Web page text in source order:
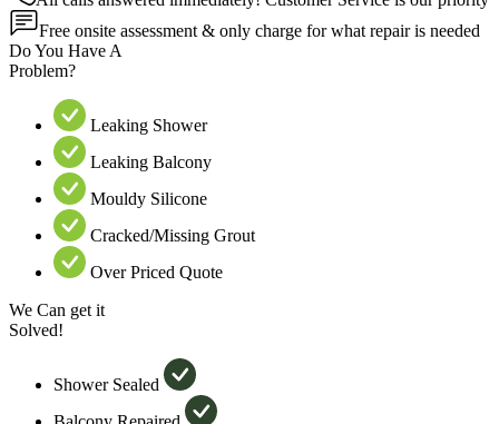
Free onsite assessment & only charge for what repair is needed
Do You Have A
Problem?
Leaking Shower
Leaking Balcony
Mouldy Silicone
Cracked/Missing Grout
Over Priced Quote
We Can get it
Solved!
Shower Sealed